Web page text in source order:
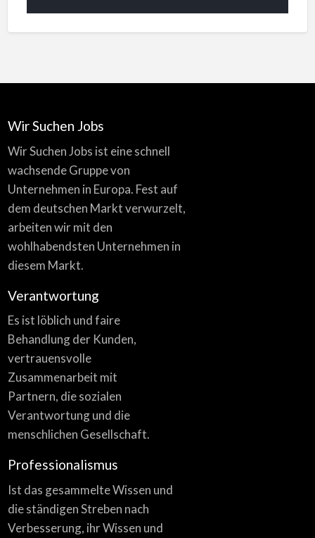
Wir Suchen Jobs
Wir Suchen Jobs ist eine schnell
wachsende Gruppe von
Unternehmen in Europa. Fest auf
dem deutschen Markt verwurzelt,
arbeiten wir mit den
wohlhabendsten Unternehmen in
diesem Markt.
Verantwortung
Es ist löblich und faire
Behandlung der Kunden,
vertrauensvolle
Zusammenarbeit mit
Partnern, die sozialen
Verantwortung und die
menschlichen Gesellschaft.
Professionalismus
Ist das gesammelte Wissen und
die ständigen Streben nach
Verbesserung, ihr Wissen und